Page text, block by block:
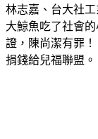
林志嘉、台大社
大鯨魚吃了社會
證，陳尚潔有罪
捐錢給兒福聯盟。